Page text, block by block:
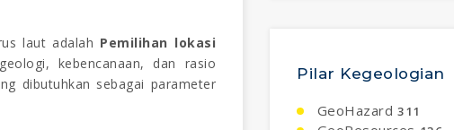
laut adalah Pemilihan lokasi
kebencanaan, dan rasio
dibutuhkan sebagai parameter
Pilar Kegeologian
GeoHazard 311